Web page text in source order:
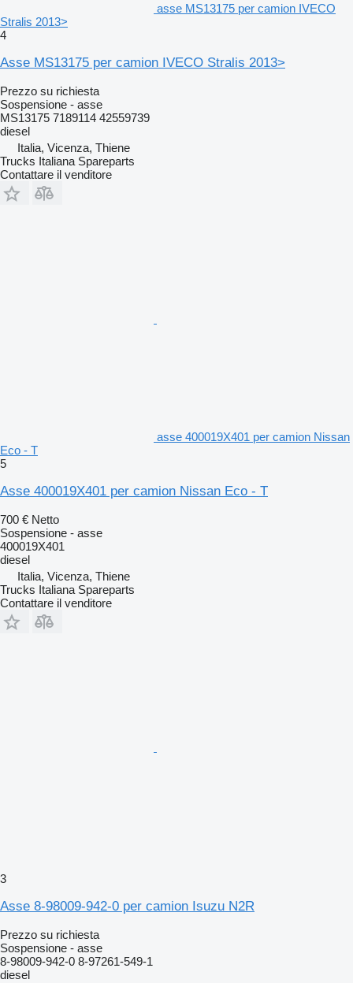
asse MS13175 per camion IVECO
Stralis 2013>
4
Asse MS13175 per camion IVECO Stralis 2013>
Prezzo su richiesta
Sospensione - asse
MS13175 7189114 42559739
diesel
Italia, Vicenza, Thiene
Trucks Italiana Spareparts
Contattare il venditore
asse 400019X401 per camion Nissan
Eco - T
5
Asse 400019X401 per camion Nissan Eco - T
700 € Netto
Sospensione - asse
400019X401
diesel
Italia, Vicenza, Thiene
Trucks Italiana Spareparts
Contattare il venditore
3
Asse 8-98009-942-0 per camion Isuzu N2R
Prezzo su richiesta
Sospensione - asse
8-98009-942-0 8-97261-549-1
diesel